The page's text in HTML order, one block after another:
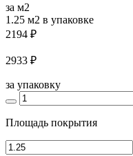
за м2
1.25 м2 в упаковке
2194 ₽
2933 ₽
за упаковку
Площадь покрытия